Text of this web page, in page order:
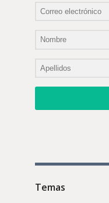
Temas